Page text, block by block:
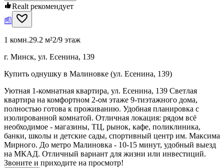
Realt рекомендует
1 комн.29.2 м²2/9 этаж
г. Минск, ул. Есенина, 139
Купить однушку в Малиновке (ул. Есенина, 139)
Уютная 1-комнатная квартира, ул. Есенина, 139 Светлая
квартира на комфортном 2-ом этаже 9-тиэтажного дома,
полностью готова к проживанию. Удобная планировка с
изолированной комнатой. Отличная локация: рядом всё
необходимое - магазины, ТЦ, рынок, кафе, поликлиника,
банки, школы и детские сады, спортивный центр им. Максима
Мирного. До метро Малиновка - 10-15 минут, удобный выезд
на МКАД. Отличный вариант для жизни или инвестиций.
Звоните и приходите на просмотр!